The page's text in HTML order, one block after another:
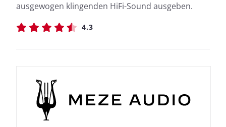
ausgewogen klingenden HiFi-Sound ausgeben.
4.3